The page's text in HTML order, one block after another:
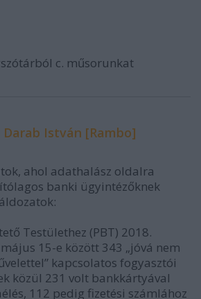
c. műsorunkat
Darab István [Rambo]
ahol adathalász oldalra
banki ügyintézőknek
Testülethez (PBT) 2018.
15-e között 343 „jóvá nem
kapcsolatos fogyasztói
közül 231 volt bankkártyával
112 pedig fizetési számlához